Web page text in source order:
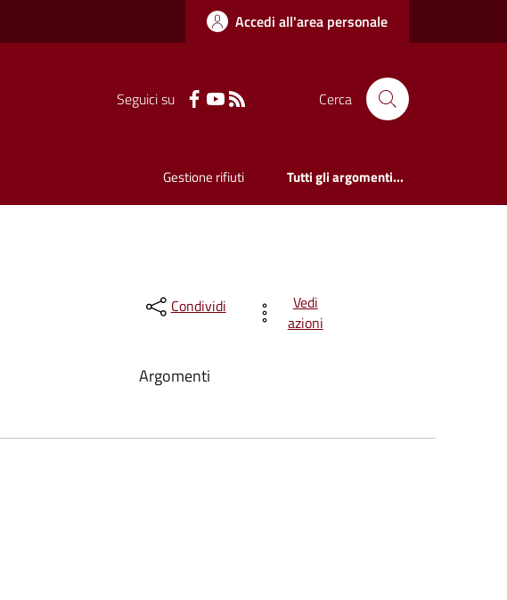
Accedi all'area personale
Seguici su Cerca
Gestione rifiuti Tutti gli argomenti...
Condividi
Vedi
azioni
Argomenti